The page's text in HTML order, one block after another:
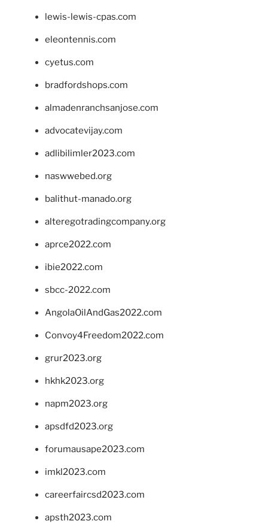
lewis-lewis-cpas.com
eleontennis.com
cyetus.com
bradfordshops.com
almadenranchsanjose.com
advocatevijay.com
adlibilimler2023.com
naswwebed.org
balithut-manado.org
alteregotradingcompany.org
aprce2022.com
ibie2022.com
sbcc-2022.com
AngolaOilAndGas2022.com
Convoy4Freedom2022.com
grur2023.org
hkhk2023.org
napm2023.org
apsdfd2023.org
forumausape2023.com
imkl2023.com
careerfaircsd2023.com
apsth2023.com